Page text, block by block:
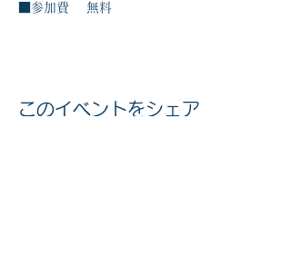
■参加費 　無料
このイベントをシェア